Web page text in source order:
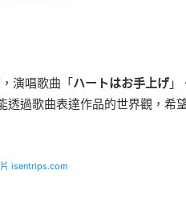
演唱歌曲「ハートはお手上げ」
過歌曲表達作品的世界觀，希
isentrips.com